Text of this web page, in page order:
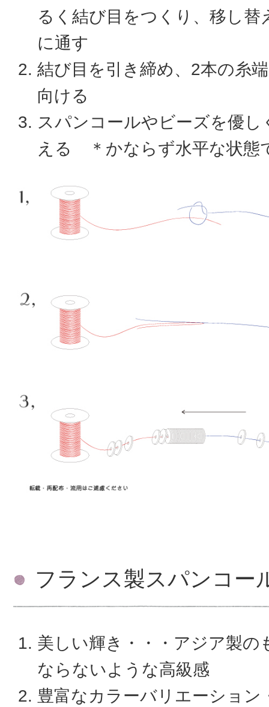
るく結び目をつくり、移し替
に通す
結び目を引き締め、2本の糸
向ける
スパンコールやビーズを優し
える ＊かならず水平な状態
フランス製スパンコー
美しい輝き・・・アジア製の
ならないような高級感
豊富なカラーバリエーション